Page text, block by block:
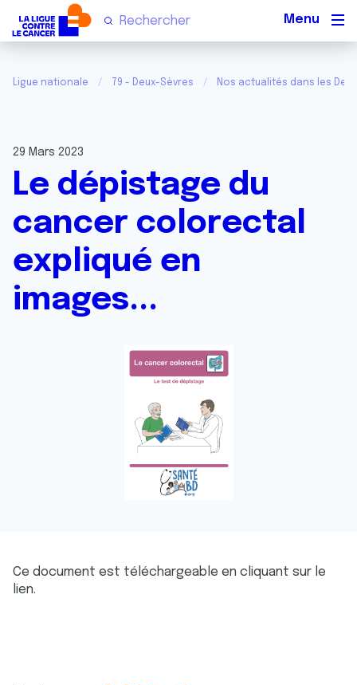
Ligue nationale 79 - Deux-Sèvres Nos actualités dans les
29 Mars 2023
Le dépistage du
cancer colorectal
expliqué en
images...
Ce document est téléchargeable en cliquant sur le
lien.